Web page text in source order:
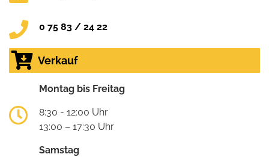
0 75 83 / 24 22
Verkauf
Montag bis Freitag
8:30 - 12:00 Uhr
13:00 – 17:30 Uhr
Samstag